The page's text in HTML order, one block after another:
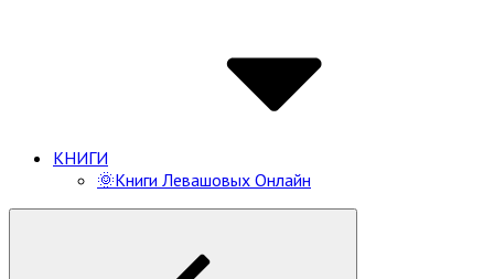
КНИГИ
🌞Книги Левашовых Онлайн